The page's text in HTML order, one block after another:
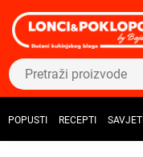
POPUSTI RECEPTI SAVJETI